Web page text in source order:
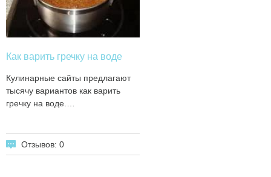
Как варить гречку на воде
Кулинарные сайты предлагают
тысячу вариантов как варить
гречку на воде.…
Отзывов: 0